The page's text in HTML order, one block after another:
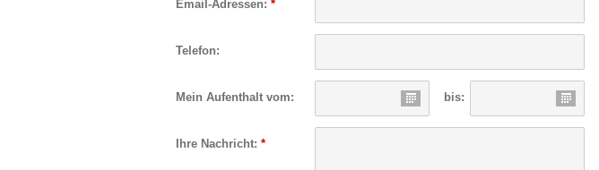
Email-Adressen: *
Telefon:
Mein Aufenthalt vom: bis:
Ihre Nachricht: *